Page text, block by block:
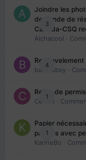
3
Joindre les
demande de
Canada-CSQ
Aichacool ·
4
babibubsy ·
1
Refus de
Cedbri ·
1
Papier
parents avec
KarineBo ·